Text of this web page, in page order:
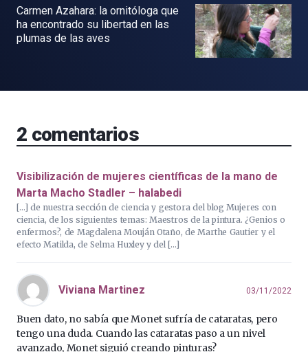
Carmen Azahara: la ornitóloga que
ha encontrado su libertad en las
plumas de las aves
2 comentarios
Visibilización de mujeres científicas de la mano de
Marta Macho Stadler – halabedi
[…] de nuestra sección de ciencia y gestora del blog Mujeres con
ciencia, de los siguientes temas: Maestros de la pintura. ¿Genios o
enfermos?, de Magdalena Mouján Otaño, de Marthe Gautier y el
efecto Matilda, de Selma Huxley y del […]
Viviana Martinez 03/11/2022
Buen dato, no sabía que Monet sufría de cataratas, pero
tengo una duda. Cuando las cataratas paso a un nivel
avanzado, Monet siguió creando pinturas?